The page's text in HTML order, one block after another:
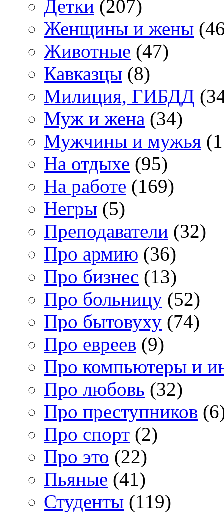
Детки (207)
Женщины и жены
Животные (47)
Кавказцы (8)
Милиция, ГИБДД
Муж и жена (34)
Мужчины и мужья
На отдыхе (95)
На работе (169)
Негры (5)
Преподаватели (32)
Про армию (36)
Про бизнес (13)
Про больницу (52)
Про бытовуху (74)
Про евреев (9)
Про компьютеры и
Про любовь (32)
Про преступников
Про спорт (2)
Про это (22)
Пьяные (41)
Студенты (119)